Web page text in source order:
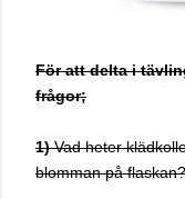
För att delta i
frågor;
1)Vad heter
blomman på flaskan?